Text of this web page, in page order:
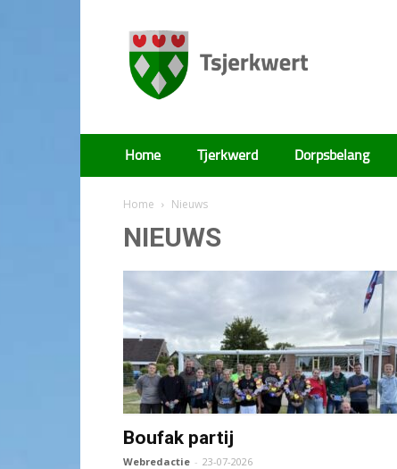
Tsjerkwert
Home Tjerkwerd Dorpsbelang
Home Nieuws
NIEUWS
Boufak partij
Webredactie - 23-07-2026